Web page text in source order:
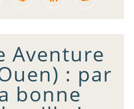
Aventure
: par
bonne